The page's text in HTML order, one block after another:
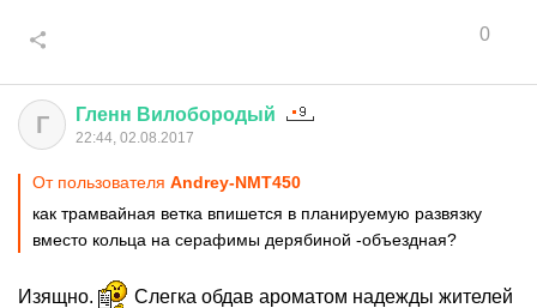
0
Г Гленн Вилобородый
22:44, 02.08.2017
От пользователя Andrеy-NMT450
как трамвайная ветка впишется в планируемую развязку
вместо кольца на серафимы дерябиной -объездная?
Изящно.
Слегка обдав ароматом надежды жителей